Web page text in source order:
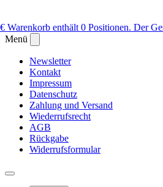
Warenkorb enthält 0 Positionen. Der
Menü
Newsletter
Kontakt
Impressum
Datenschutz
Zahlung und Versand
Wiederrufsrecht
AGB
Rückgabe
Widerrufsformular